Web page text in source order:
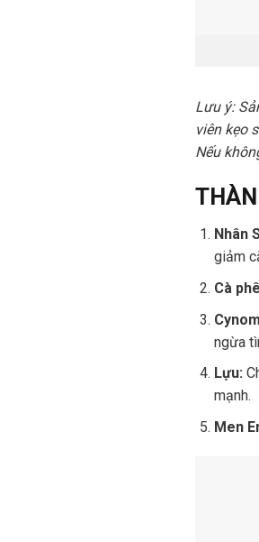
Lưu ý:
viên kẹo
Nếu
Nhân
giảm
Cà
ngừa
Lựu:
mạnh.
Men